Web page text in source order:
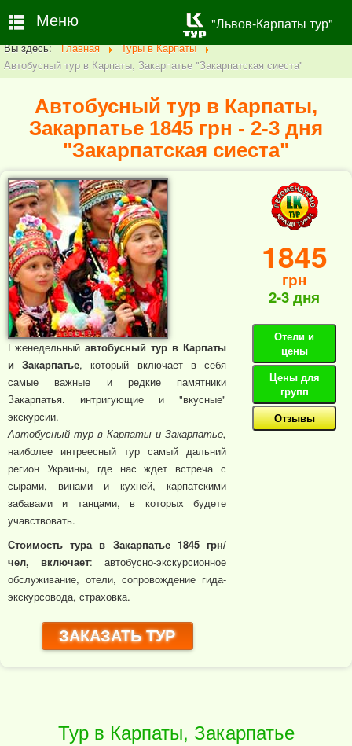
Вы здесь: Главная
Туры в Карпаты
Автобусный тур в Карпаты, Закарпатье "Закарпатская сиеста"
Автобусный тур в Карпаты,
Закарпатье 1845 грн - 2-3 дня
"Закарпатская сиеста"
Еженедельныйавтобусный тур в Карпаты
и Закарпатье, который включает в себя
самые важные и редкие памятники
Закарпатья. интригующие и "вкусные"
экскурсии.
Автобусный тур в Карпаты и Закарпатье,
наиболее интреесный тур самый дальний
регион Украины, где нас ждет встреча с
сырами, винами и кухней, карпатскими
забавами и танцами, в которых будете
учавствовать.
Стоимость тура в Закарпатье 1845 грн/
чел, включает: автобусно-экскурсионное
обслуживание, отели, сопровождение гида-
экскурсовода, страховка.
ЗАКАЗАТЬ ТУР
1845
грн
2-3 дня
Отели и
цены
Цены для
групп
Отзывы
Тур в Карпаты, Закарпатье
Меню "Львов-Карпаты тур"